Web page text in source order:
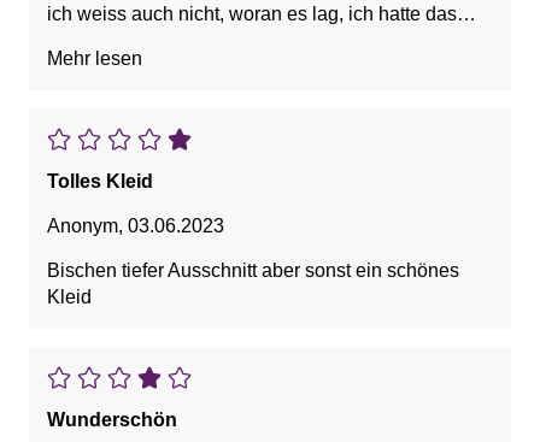
ich weiss auch nicht, woran es lag, ich hatte das
Mehr lesen
Tolles Kleid
Anonym, 03.06.2023
Bischen tiefer Ausschnitt aber sonst ein schönes
Kleid
Wunderschön